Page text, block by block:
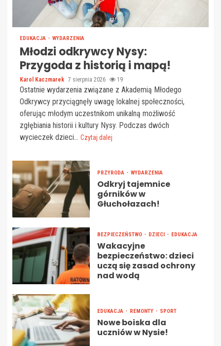
EDUKACJA WYDARZENIA
Młodzi odkrywcy Nysy:
Przygoda z historią i mapą!
Karol Kaczmarek 7 sierpnia 2026 19
Ostatnie wydarzenia związane z Akademią Młodego
Odkrywcy przyciągnęły uwagę lokalnej społeczności,
oferując młodym uczestnikom unikalną możliwość
zgłębiania historii i kultury Nysy. Podczas dwóch
wycieczek dzieci... Czytaj dalej
PRZYRODA WYDARZENIA
Odkryj tajemnice
górników w
Głuchołazach!
BEZPIECZEŃSTWO DZIECI EDUKACJA
Wakacyjne
bezpieczeństwo: dzieci
uczą się zasad ochrony
nad wodą
EDUKACJA REMONTY SPORT
Nowe boiska dla
uczniów w Nysie!